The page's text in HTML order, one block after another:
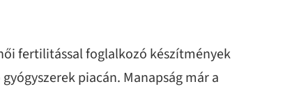
fertilitással foglalkozó készítmények
piacán. Manapság már a